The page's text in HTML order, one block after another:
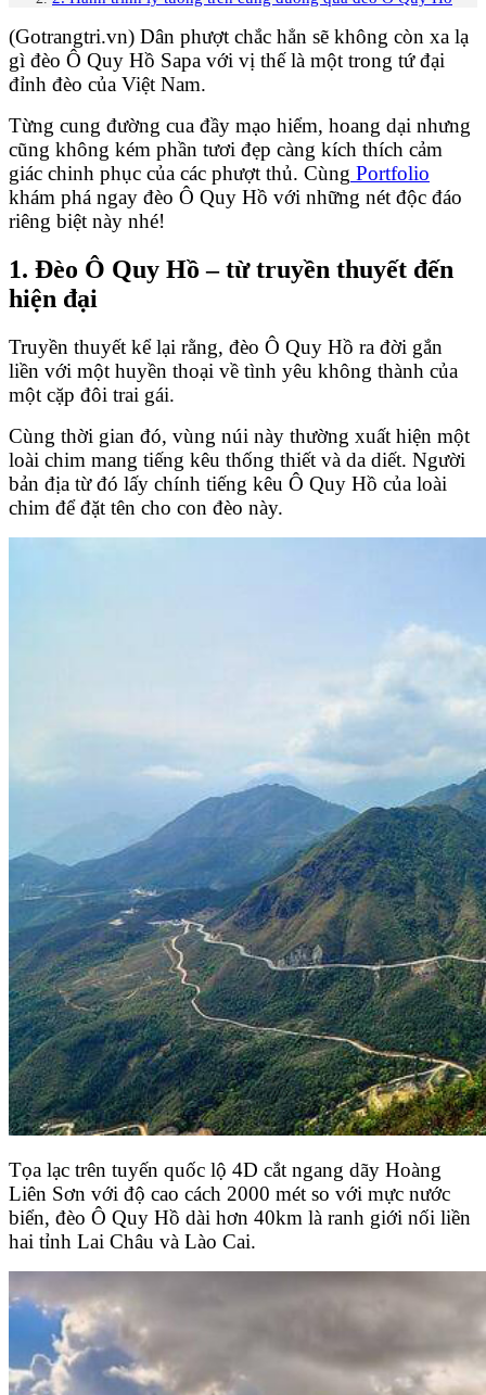
(Gotrangtri.vn) Dân phượt chắc hẳn sẽ không còn xa lạ
gì đèo Ô Quy Hồ Sapa với vị thế là một trong tứ đại
đỉnh đèo của Việt Nam.
Từng cung đường cua đầy mạo hiểm, hoang dại nhưng
cũng không kém phần tươi đẹp càng kích thích cảm
giác chinh phục của các phượt thủ. Cùng Portfolio
khám phá ngay đèo Ô Quy Hồ với những nét độc đáo
riêng biệt này nhé!
1. Đèo Ô Quy Hồ – từ truyền thuyết đến
hiện đại
Truyền thuyết kể lại rằng, đèo Ô Quy Hồ ra đời gắn
liền với một huyền thoại về tình yêu không thành của
một cặp đôi trai gái.
Cùng thời gian đó, vùng núi này thường xuất hiện một
loài chim mang tiếng kêu thống thiết và da diết. Người
bản địa từ đó lấy chính tiếng kêu Ô Quy Hồ của loài
chim để đặt tên cho con đèo này.
Tọa lạc trên tuyến quốc lộ 4D cắt ngang dãy Hoàng
Liên Sơn với độ cao cách 2000 mét so với mực nước
biển, đèo Ô Quy Hồ dài hơn 40km là ranh giới nối liền
hai tỉnh Lai Châu và Lào Cai.